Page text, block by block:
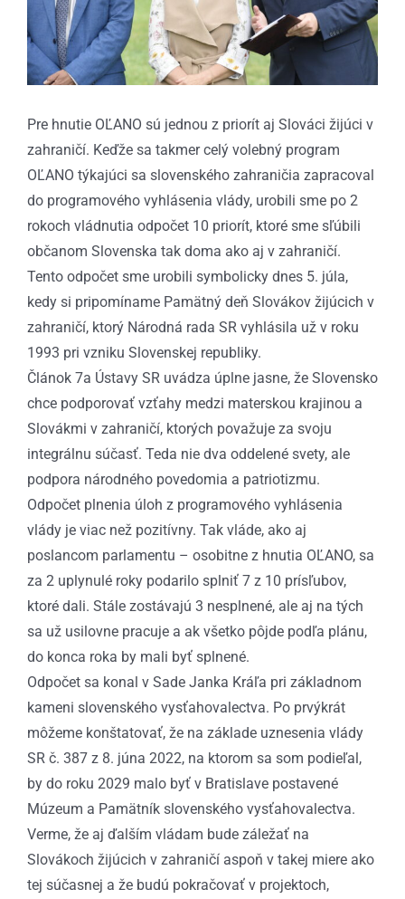
Pre hnutie OĽANO sú jednou z priorít aj Slováci žijúci v
zahraničí. Keďže sa takmer celý volebný program
OĽANO týkajúci sa slovenského zahraničia zapracoval
do programového vyhlásenia vlády, urobili sme po 2
rokoch vládnutia odpočet 10 priorít, ktoré sme sľúbili
občanom Slovenska tak doma ako aj v zahraničí.
Tento odpočet sme urobili symbolicky dnes 5. júla,
kedy si pripomíname Pamätný deň Slovákov žijúcich v
zahraničí, ktorý Národná rada SR vyhlásila už v roku
1993 pri vzniku Slovenskej republiky.
Článok 7a Ústavy SR uvádza úplne jasne, že Slovensko
chce podporovať vzťahy medzi materskou krajinou a
Slovákmi v zahraničí, ktorých považuje za svoju
integrálnu súčasť. Teda nie dva oddelené svety, ale
podpora národného povedomia a patriotizmu.
Odpočet plnenia úloh z programového vyhlásenia
vlády je viac než pozitívny. Tak vláde, ako aj
poslancom parlamentu – osobitne z hnutia OĽANO, sa
za 2 uplynulé roky podarilo splniť 7 z 10 prísľubov,
ktoré dali. Stále zostávajú 3 nesplnené, ale aj na tých
sa už usilovne pracuje a ak všetko pôjde podľa plánu,
do konca roka by mali byť splnené.
Odpočet sa konal v Sade Janka Kráľa pri základnom
kameni slovenského vysťahovalectva. Po prvýkrát
môžeme konštatovať, že na základe uznesenia vlády
SR č. 387 z 8. júna 2022, na ktorom sa som podieľal,
by do roku 2029 malo byť v Bratislave postavené
Múzeum a Pamätník slovenského vysťahovalectva.
Verme, že aj ďalším vládam bude záležať na
Slovákoch žijúcich v zahraničí aspoň v takej miere ako
tej súčasnej a že budú pokračovať v projektoch,